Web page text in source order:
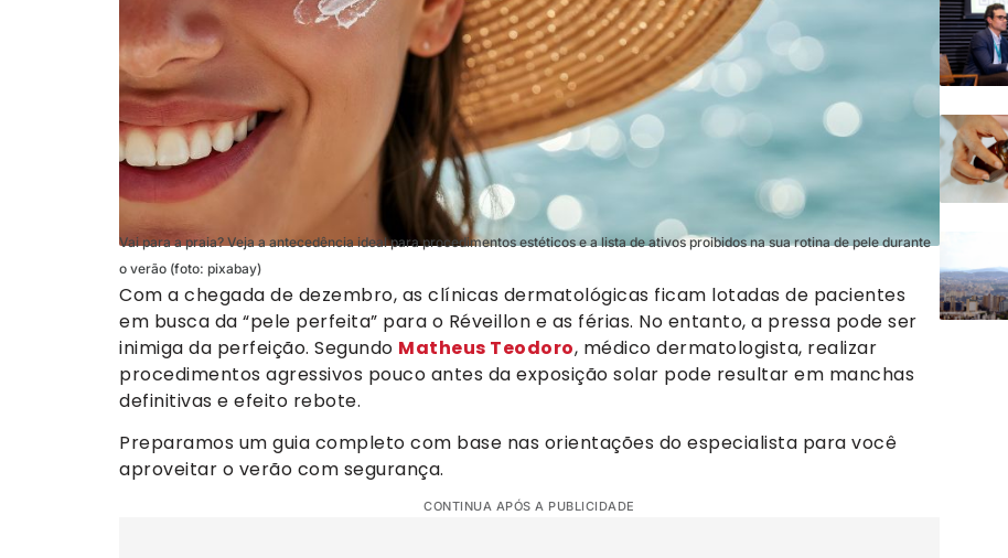
Vai para a praia? Veja a antecedência ideal para procedimentos estéticos e a lista de ativos proibidos na sua rotina de pele durante
o verão (foto: pixabay)
Com a chegada de dezembro, as clínicas dermatológicas ficam lotadas de pacientes
em busca da “pele perfeita” para o Réveillon e as férias. No entanto, a pressa pode ser
inimiga da perfeição. Segundo Matheus Teodoro, médico dermatologista, realizar
procedimentos agressivos pouco antes da exposição solar pode resultar em manchas
definitivas e efeito rebote.
Preparamos um guia completo com base nas orientações do especialista para você
aproveitar o verão com segurança.
CONTINUA APÓS A PUBLICIDADE